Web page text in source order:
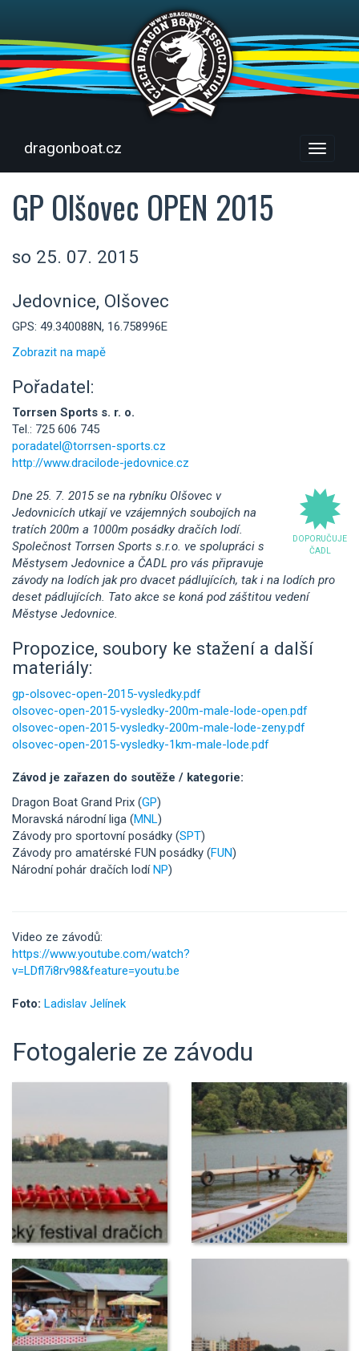
Menu
dragonboat.cz
GP Olšovec OPEN 2015
so 25. 07. 2015
Jedovnice, Olšovec
GPS: 49.340088N, 16.758996E
Zobrazit na mapě
Pořadatel:
Torrsen Sports s. r. o.
Tel.: 725 606 745
poradatel@torrsen-sports.cz
http://www.dracilode-jedovnice.cz
DOPORUČUJE
ČADL
Dne 25. 7. 2015 se na rybníku Olšovec v
Jedovnicích utkají ve vzájemných soubojích na
tratích 200m a 1000m posádky dračích lodí.
Společnost Torrsen Sports s.r.o. ve spolupráci s
Městysem Jedovnice a ČADL pro vás připravuje
závody na lodích jak pro dvacet pádlujících, tak i na lodích pro
deset pádlujících. Tato akce se koná pod záštitou vedení
Městyse Jedovnice.
Propozice, soubory ke stažení a další
materiály:
gp-olsovec-open-2015-vysledky.pdf
olsovec-open-2015-vysledky-200m-male-lode-open.pdf
olsovec-open-2015-vysledky-200m-male-lode-zeny.pdf
olsovec-open-2015-vysledky-1km-male-lode.pdf
Závod je zařazen do soutěže / kategorie:
Dragon Boat Grand Prix (GP)
Moravská národní liga (MNL)
Závody pro sportovní posádky (SPT)
Závody pro amatérské FUN posádky (FUN)
Národní pohár dračích lodíNP)
Video ze závodů:
https://www.youtube.com/watch?
v=LDfl7i8rv98&feature=youtu.be
Foto: Ladislav Jelínek
Fotogalerie ze závodu